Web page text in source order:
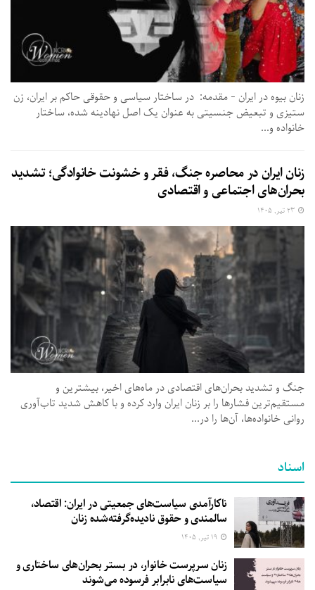
زنان بیوه در ایران - مقدمه: در ساختار سیاسی و حقوقی حاکم بر ایران، زن
ستیزی و تبعیض جنسیتی به عنوان یک اصل نهادینه شده، ساختار
خانواده و...
زنان ایران در محاصره جنگ، فقر و خشونت خانوادگی؛ تشدید
بحران‌های اجتماعی و اقتصادی
جنگ و تشدید بحران‌های اقتصادی در ماه‌های اخیر، بیشترین و
مستقیم‌ترین فشارها را بر زنان ایران وارد کرده و با کاهش شدید تاب‌آوری
روانی خانواده‌ها، آن‌ها را در...
اسناد
ناکارآمدی سیاست‌های جمعیتی در ایران: اقتصاد،
سالمندی و حقوق نادیده‌گرفته‌شده زنان
زنان سرپرست خانوار، در بستر بحران‌های ساختاری و
سیاست‌های نابرابر فرسوده می‌شوند